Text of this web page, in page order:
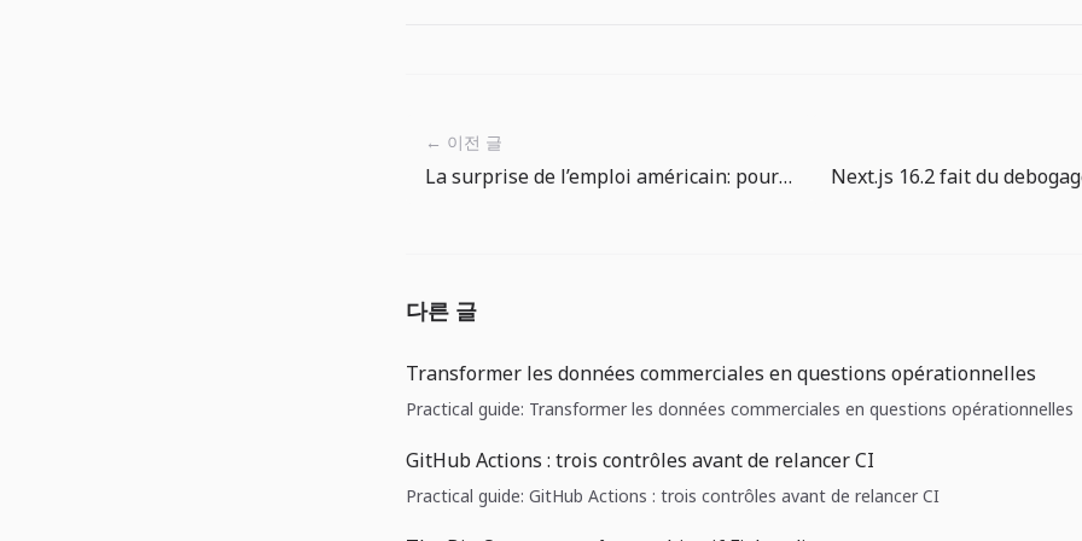
← 이전 글
La surprise de l’emploi américain: pourquoi la marge de cash compte plus que l’espoir de baisse des taux
다른 글
Transformer les données commerciales en questions opérationnelles
Practical guide: Transformer les données commerciales en questions opérationnelles
GitHub Actions : trois contrôles avant de relancer CI
Practical guide: GitHub Actions : trois contrôles avant de relancer CI